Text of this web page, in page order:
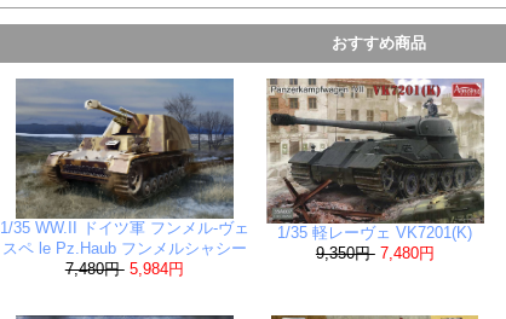
おすすめ商品
1/35 WW.II ドイツ軍 フンメル-ヴェ
スペ le Pz.Haub フンメルシャシー
7,480円 5,984円
1/35 軽レーヴェ VK7201(K)
9,350円 7,480円